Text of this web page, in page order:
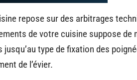
repose sur des arbitrages
de votre cuisine suppose
type de fixation des
de l’évier.